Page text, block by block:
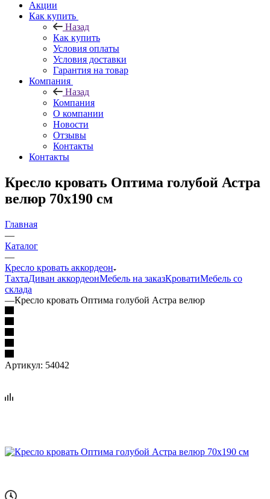
Акции
Как купить
Назад
Как купить
Условия оплаты
Условия доставки
Гарантия на товар
Компания
Назад
Компания
О компании
Новости
Отзывы
Контакты
Контакты
Кресло кровать Оптима голубой Астра
велюр 70х190 см
Главная
—
Каталог
—
Кресло кровать аккордеон
ТахтаДиван аккордеонМебель на заказКроватиМебель со
склада
—Кресло кровать Оптима голубой Астра велюр
Артикул: 54042